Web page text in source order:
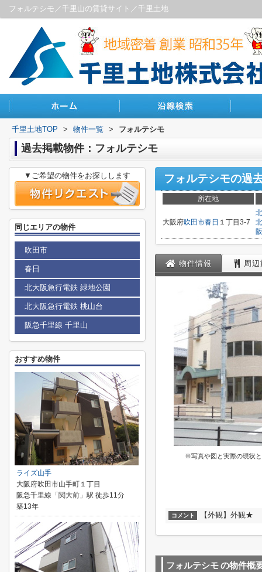
フォルテシモ／千里山の賃貸サイト／千里土地
千里土地TOP > 物件一覧 > フォルテシモ
過去掲載物件：フォルテシモ
フォルテシモの過
所在地
大阪府吹田市春日 １丁目3-7
物件情報 周
※写真や図と実際の現状
コメント 【外観】外観★
フォルテシモの物件概
▼ご希望の物件をお探しします
同じエリアの物件
吹田市
春日
北大阪急行電鉄 緑地公園
北大阪急行電鉄 桃山台
阪急千里線 千里山
おすすめ物件
ライズ山手
大阪府吹田市山手町１丁目
阪急千里線「関大前」駅 徒歩11分
築13年